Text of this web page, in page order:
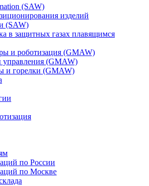
(SAW)
изделий
(SAW)
в защитных газах плавящимся
и роботизация (GMAW)
управления (GMAW)
и горелки (GMAW)
по России
по Москве